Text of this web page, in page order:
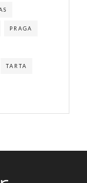
PRAGA
TARTA